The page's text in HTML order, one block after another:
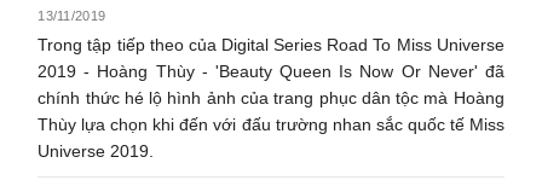
13/11/2019
Trong tập tiếp theo của Digital Series Road To Miss Universe
2019 - Hoàng Thùy - 'Beauty Queen Is Now Or Never' đã
chính thức hé lộ hình ảnh của trang phục dân tộc mà Hoàng
Thùy lựa chọn khi đến với đấu trường nhan sắc quốc tế Miss
Universe 2019.